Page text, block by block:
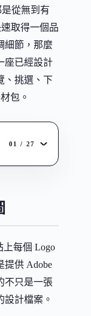
從無到有
取得一個品
細節，那麼
座已經設計
、挑選、下
包。
01 / 27
上每個 Logo
提供 Adobe
不只是一張
設計檔案。